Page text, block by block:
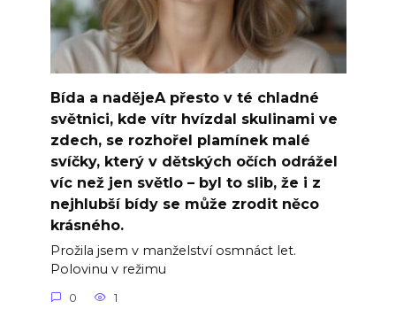
Bída a nadějeA přesto v té chladné
světnici, kde vítr hvízdal skulinami ve
zdech, se rozhořel plamínek malé
svíčky, který v dětských očích odrážel
víc než jen světlo – byl to slib, že i z
nejhlubší bídy se může zrodit něco
krásného.
Prožila jsem v manželství osmnáct let.
Polovinu v režimu
0 1